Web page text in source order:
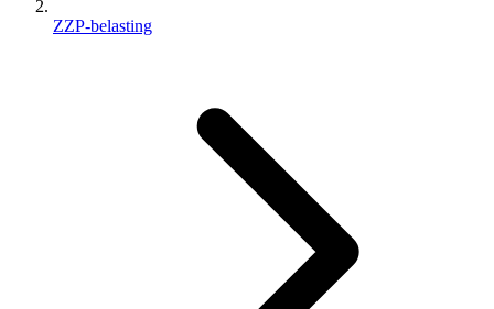
ZZP-belasting